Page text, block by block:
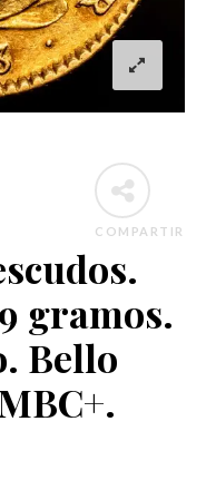
COMPARTIR
gramos.
Bello